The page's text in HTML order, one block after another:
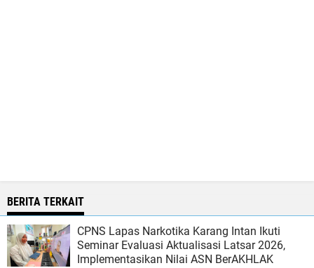
BERITA TERKAIT
CPNS Lapas Narkotika Karang Intan Ikuti
Seminar Evaluasi Aktualisasi Latsar 2026,
Implementasikan Nilai ASN BerAKHLAK